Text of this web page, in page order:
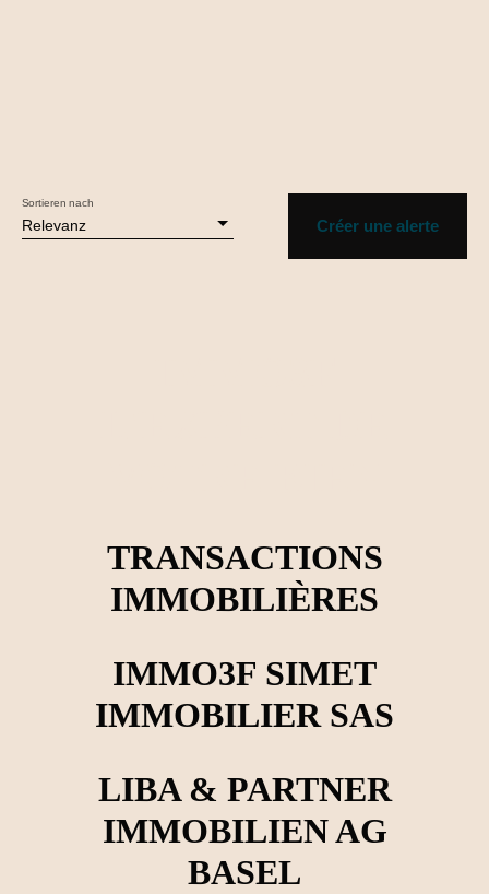
Relevanz
Sortieren nach
Créer une alerte
TRANSACTIONS
IMMOBILIÈRES
IMMO3F SIMET
IMMOBILIER SAS
LIBA & PARTNER
IMMOBILIEN AG
BASEL